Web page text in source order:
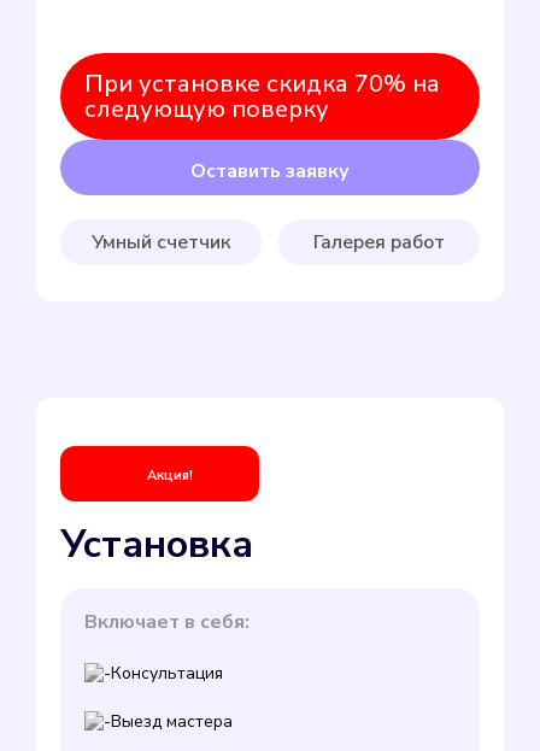
При установке скидка 70% на
следующую поверку
Оставить заявку
Умный счетчик Галерея работ
Акция!
Установка
Включает в себя:
Консультация
Выезд мастера